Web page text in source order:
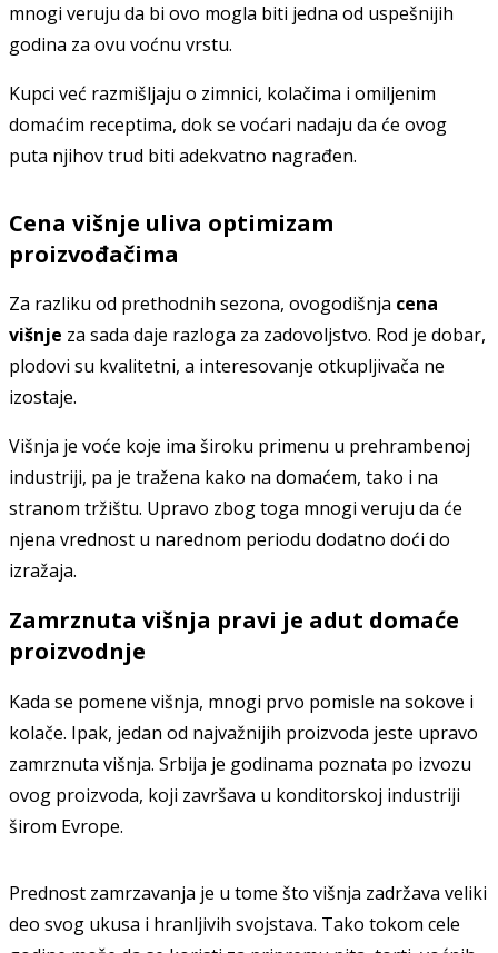
mnogi veruju da bi ovo mogla biti jedna od uspešnijih
godina za ovu voćnu vrstu.
Kupci već razmišljaju o zimnici, kolačima i omiljenim
domaćim receptima, dok se voćari nadaju da će ovog
puta njihov trud biti adekvatno nagrađen.
Cena višnje uliva optimizam
proizvođačima
Za razliku od prethodnih sezona, ovogodišnja cena
višnje za sada daje razloga za zadovoljstvo. Rod je dobar,
plodovi su kvalitetni, a interesovanje otkupljivača ne
izostaje.
Višnja je voće koje ima široku primenu u prehrambenoj
industriji, pa je tražena kako na domaćem, tako i na
stranom tržištu. Upravo zbog toga mnogi veruju da će
njena vrednost u narednom periodu dodatno doći do
izražaja.
Zamrznuta višnja pravi je adut domaće
proizvodnje
Kada se pomene višnja, mnogi prvo pomisle na sokove i
kolače. Ipak, jedan od najvažnijih proizvoda jeste upravo
zamrznuta višnja. Srbija je godinama poznata po izvozu
ovog proizvoda, koji završava u konditorskoj industriji
širom Evrope.
Prednost zamrzavanja je u tome što višnja zadržava veliki
deo svog ukusa i hranljivih svojstava. Tako tokom cele